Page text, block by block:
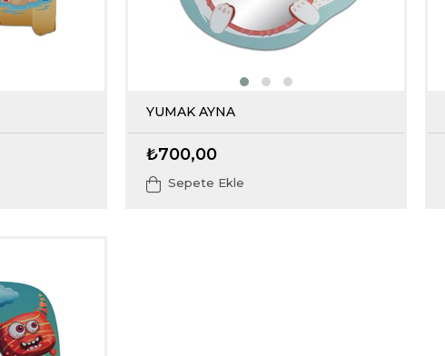
YUMAK AYNA
₺700,00
Sepete Ekle